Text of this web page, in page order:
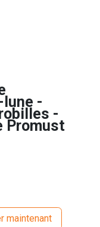
-
-
Promust
maintenant